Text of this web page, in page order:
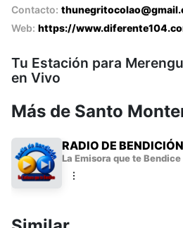
Contacto:
Web: https://
Tu Estación para
en Vivo
Diferente 104 Barahona
es la
rompe esquemas en la República
Somos líderes en el Sur, ofreciendo
Bachata y la Salsa para que
incomparable.
Más de Santo
RADIO DE BENDICIÓN
La Emisora que te Bendice